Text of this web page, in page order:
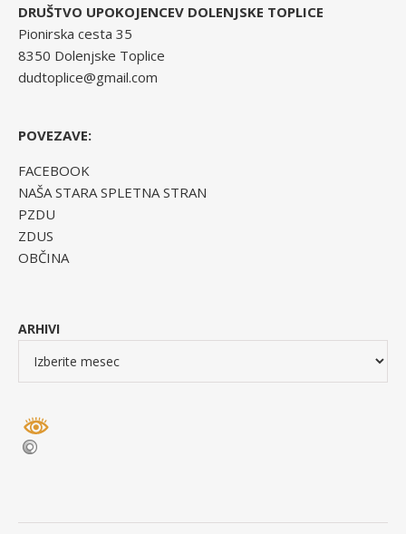
DRUŠTVO UPOKOJENCEV DOLENJSKE TOPLICE
Pionirska cesta 35
8350 Dolenjske Toplice
dudtoplice@gmail.com
POVEZAVE:
FACEBOOK
NAŠA STARA SPLETNA STRAN
PZDU
ZDUS
OBČINA
ARHIVI